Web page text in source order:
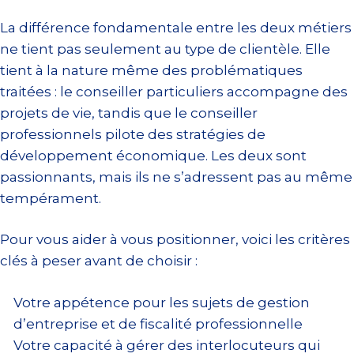
La différence fondamentale entre les deux métiers
ne tient pas seulement au type de clientèle. Elle
tient à la nature même des problématiques
traitées : le conseiller particuliers accompagne des
projets de vie, tandis que le conseiller
professionnels pilote des stratégies de
développement économique. Les deux sont
passionnants, mais ils ne s’adressent pas au même
tempérament.
Pour vous aider à vous positionner, voici les critères
clés à peser avant de choisir :
Votre appétence pour les sujets de gestion
d’entreprise et de fiscalité professionnelle
Votre capacité à gérer des interlocuteurs qui